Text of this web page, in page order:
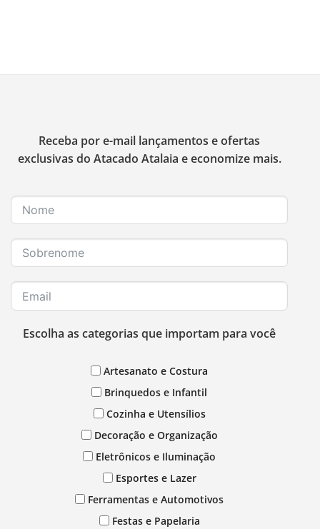
Receba por e-mail lançamentos e ofertas
exclusivas do Atacado Atalaia e economize mais.
Escolha as categorias que importam para você
Artesanato e Costura
Brinquedos e Infantil
Cozinha e Utensílios
Decoração e Organização
Eletrônicos e Iluminação
Esportes e Lazer
Ferramentas e Automotivos
Festas e Papelaria